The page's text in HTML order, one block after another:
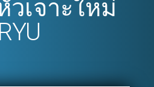
เจาะใหม่
RYU